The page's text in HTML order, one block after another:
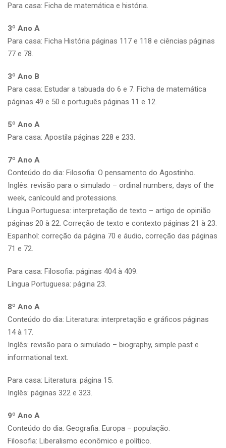
Para casa: Ficha de matemática e história.
3º Ano A
Para casa: Ficha História páginas 117 e 118 e ciências páginas
77 e 78.
3º Ano B
Para casa: Estudar a tabuada do 6 e 7. Ficha de matemática
páginas 49 e 50 e português páginas 11 e 12.
5º Ano A
Para casa: Apostila páginas 228 e 233.
7º Ano A
Conteúdo do dia: Filosofia: O pensamento do Agostinho.
Inglês: revisão para o simulado – ordinal numbers, days of the
week, canlcould and protessions.
Língua Portuguesa: interpretação de texto – artigo de opinião
páginas 20 à 22. Correção de texto e contexto páginas 21 à 23.
Espanhol: correção da página 70 e áudio, correção das páginas
71 e 72.
Para casa: Filosofia: páginas 404 à 409.
Língua Portuguesa: página 23.
8º Ano A
Conteúdo do dia: Literatura: interpretação e gráficos páginas
14 à 17.
Inglês: revisão para o simulado – biography, simple past e
informational text.
Para casa: Literatura: página 15.
Inglês: páginas 322 e 323.
9º Ano A
Conteúdo do dia: Geografia: Europa – população.
Filosofia: Liberalismo econômico e político.